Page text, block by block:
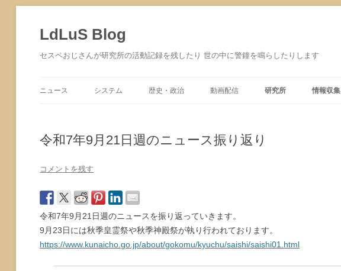
ツ
へ
ス
LdLuS Blog
セスペおじさんが研究所の活動記録を残したり 世の中に警鐘を鳴らしたりします
ニュース システム 歴史・政治 動画配信 研究所 情報収集
令和7年9月21日週のニュース振り返り
コメントを残す
令和7年9月21日週のニュースを振り返っていきます。
9月23日には秋季皇霊祭や秋季神殿祭が執り行われております。
https://www.kunaicho.go.jp/about/gokomu/kyuchu/saishi/saishi01.html